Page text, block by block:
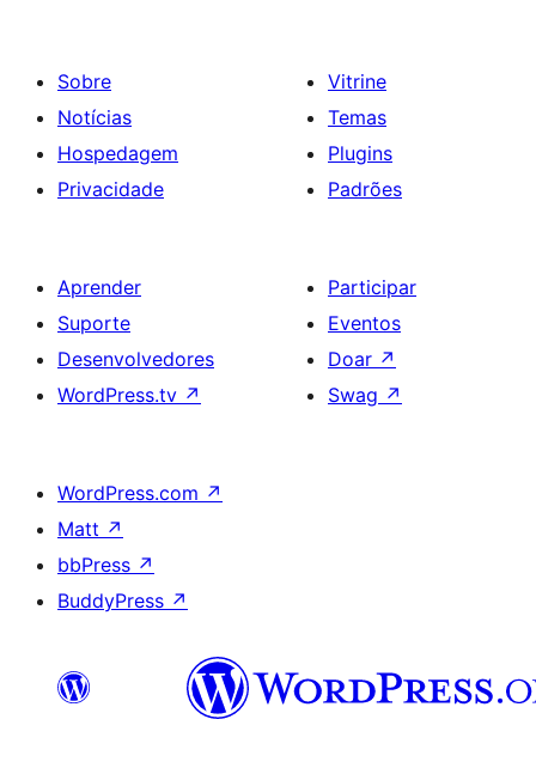
Sobre
Notícias
Hospedagem
Privacidade
Vitrine
Temas
Plugins
Padrões
Aprender
Suporte
Desenvolvedores
WordPress.tv ↗
Participar
Eventos
Doar ↗
Swag ↗
WordPress.com ↗
Matt ↗
bbPress ↗
BuddyPress ↗